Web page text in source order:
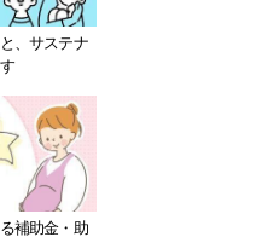
、サステナ
補助金・助